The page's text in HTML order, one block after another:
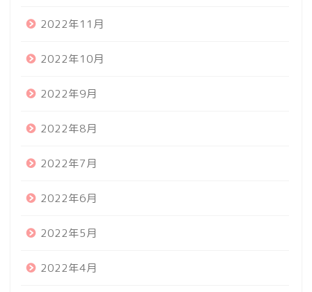
2022年11月
2022年10月
2022年9月
2022年8月
2022年7月
2022年6月
2022年5月
2022年4月